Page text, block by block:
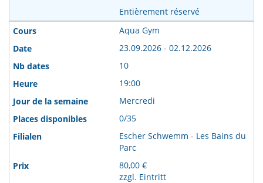
Entièrement réservé
Aqua Gym
23.09.2026 - 02.12.2026
10
19:00
Mercredi
0/35
Escher Schwemm - Les Bains du
Parc
80,00 €
zzgl. Eintritt